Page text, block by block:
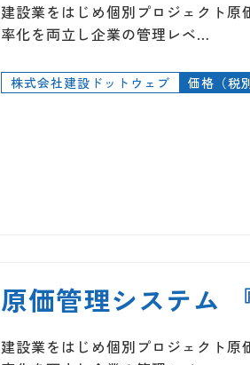
建設業をはじめ個別プロジェクト
率化を両立し企業の管理レベ…
株式会社建設ドットウェブ 価格（税
原価管理システム
建設業をはじめ個別プロジェクト